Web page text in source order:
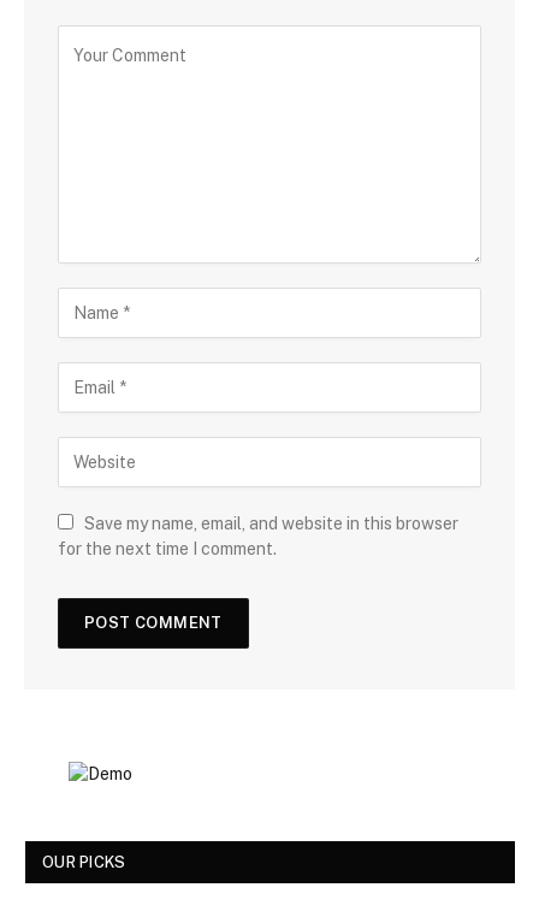
Save my name, email, and website in this browser
for the next time I comment.
OUR PICKS